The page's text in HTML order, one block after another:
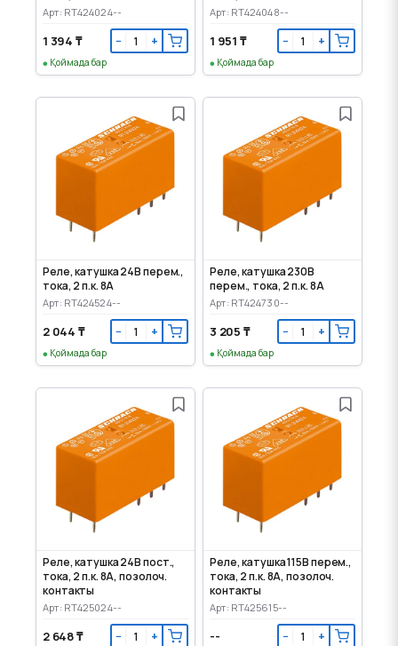
Арт: RT424024--
1 394 ₸ − +
Қоймада бар
Арт: RT424048--
1 951 ₸ − +
Қоймада бар
Реле, катушка 24В перем.,
тока, 2 п.к. 8А
Арт: RT424524--
2 044 ₸ − +
Қоймада бар
Реле, катушка 230В
перем., тока, 2 п.к. 8А
Арт: RT424730--
3 205 ₸ − +
Қоймада бар
Реле, катушка 24В пост.,
тока, 2 п.к. 8А, позолоч.
контакты
Арт: RT425024--
2 648 ₸ − +
Реле, катушка 115В перем.,
тока, 2 п.к. 8А, позолоч.
контакты
Арт: RT425615--
-- − +